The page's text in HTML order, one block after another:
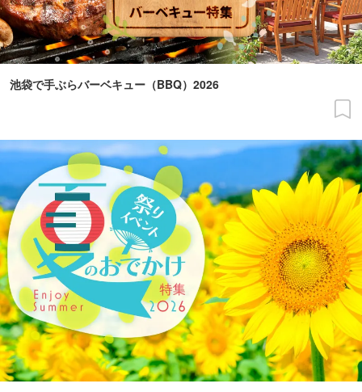
池袋で手ぶらバーベキュー（BBQ）2026